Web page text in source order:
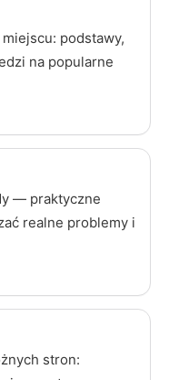
podstawy,
na popularne
— praktyczne
realne problemy i
stron: